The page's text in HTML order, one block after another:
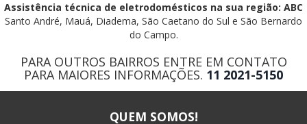
Assistência técnica de eletrodomésticos na sua região: ABC
Santo André, Mauá, Diadema, São Caetano do Sul e São Bernardo
do Campo.
PARA OUTROS BAIRROS ENTRE EM CONTATO
PARA MAIORES INFORMAÇÕES. 11 2021-5150
QUEM SOMOS!